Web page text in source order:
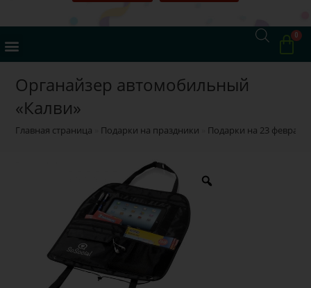
Органайзер автомобильный
«Калви»
Главная страница Подарки на праздники Подарки на 23 февраля